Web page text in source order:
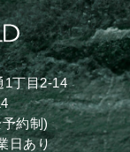
1丁目2-14
約制)
日あり